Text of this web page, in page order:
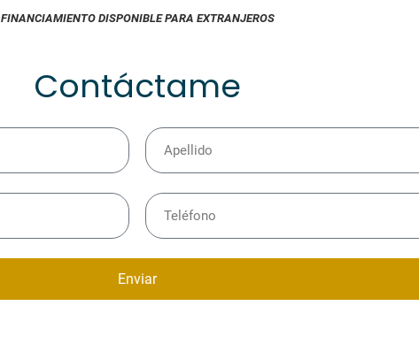
FINANCIAMIENTO DISPONIBLE PARA EXTRANJEROS
Contáctame
Enviar